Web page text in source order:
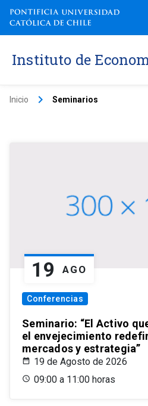
Instituto de
Inicio keyboard_arrow_right Seminarios
19 AGO
Conferencias
Seminario: “El Activo
el envejecimiento
mercados y estrategia”
19 de Agosto de 2026
09:00 a 11:00 horas